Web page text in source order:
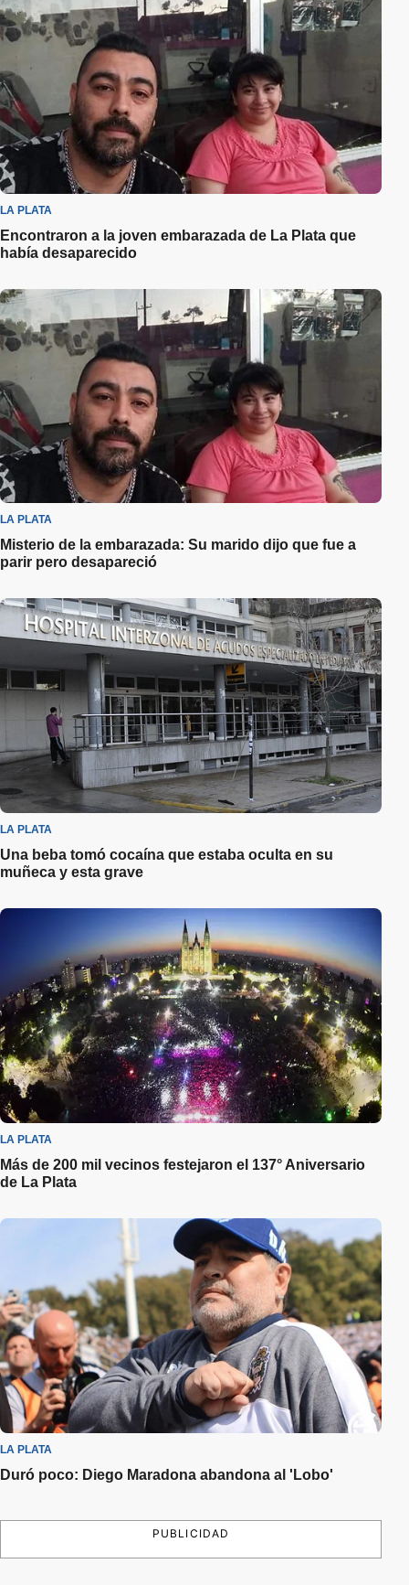
LA PLATA
Encontraron a la joven embarazada de La Plata que
había desaparecido
LA PLATA
Misterio de la embarazada: Su marido dijo que fue a
parir pero desapareció
LA PLATA
Una beba tomó cocaína que estaba oculta en su
muñeca y esta grave
LA PLATA
Más de 200 mil vecinos festejaron el 137° Aniversario
de La Plata
LA PLATA
Duró poco: Diego Maradona abandona al 'Lobo'
PUBLICIDAD